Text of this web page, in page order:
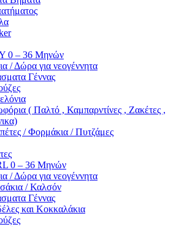
– 36 Μηνών
/ Δώρα για νεογέννητα
Γέννας
( Παλτό , Καμπαρντίνες , Ζακέτες ,
/ Φορμάκια / Πυτζάμες
0 – 36 Μηνών
/ Δώρα για νεογέννητα
/ Καλσόν
Γέννας
και Κοκκαλάκια